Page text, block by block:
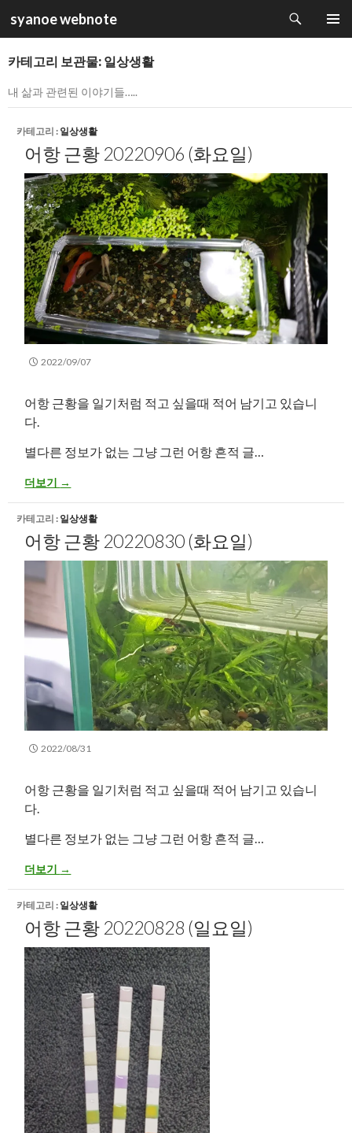
syanoe webnote
색
츠
건
뛰
카테고리 보관물: 일상생활
내 삶과 관련된 이야기들…..
카테고리 : 일상생활
어항 근황 20220906 (화요일)
2022/09/07
어항 근황을 일기처럼 적고 싶을때 적어 남기고 있습니
다.
별다른 정보가 없는 그냥 그런 어항 흔적 글…
어항 근황 20220906 (화요일)
더보기 →
카테고리 : 일상생활
어항 근황 20220830 (화요일)
2022/08/31
어항 근황을 일기처럼 적고 싶을때 적어 남기고 있습니
다.
별다른 정보가 없는 그냥 그런 어항 흔적 글…
어항 근황 20220830 (화요일)
더보기 →
카테고리 : 일상생활
어항 근황 20220828 (일요일)